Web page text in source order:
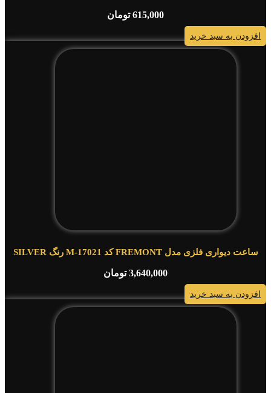
615,000 تومان
افزودن به سبد خرید
ساعت دیواری فلزی مدل FREMONT کد M-17021 رنگ SILVER
3,640,000 تومان
افزودن به سبد خرید